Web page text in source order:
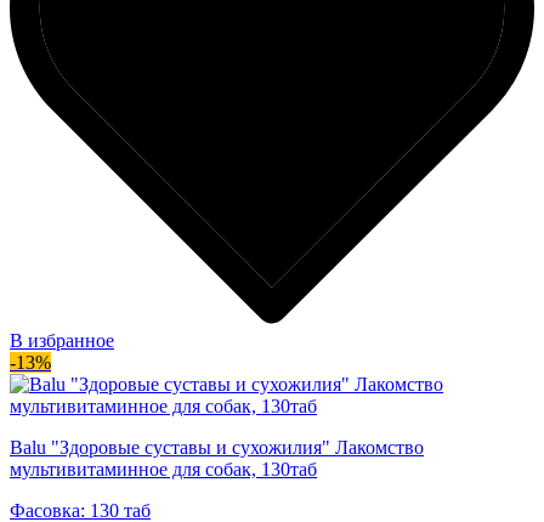
В избранное
-13%
Balu "Здоровые суставы и сухожилия" Лакомство
мультивитаминное для собак, 130таб
Фасовка: 130 таб